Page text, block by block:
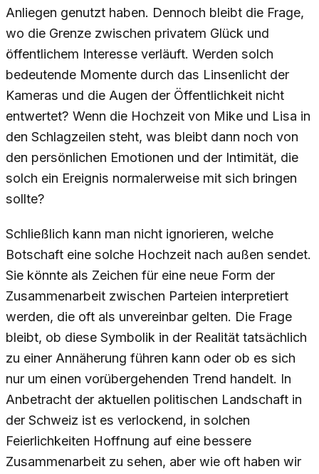
Anliegen genutzt haben. Dennoch bleibt die Frage,
wo die Grenze zwischen privatem Glück und
öffentlichem Interesse verläuft. Werden solch
bedeutende Momente durch das Linsenlicht der
Kameras und die Augen der Öffentlichkeit nicht
entwertet? Wenn die Hochzeit von Mike und Lisa in
den Schlagzeilen steht, was bleibt dann noch von
den persönlichen Emotionen und der Intimität, die
solch ein Ereignis normalerweise mit sich bringen
sollte?
Schließlich kann man nicht ignorieren, welche
Botschaft eine solche Hochzeit nach außen sendet.
Sie könnte als Zeichen für eine neue Form der
Zusammenarbeit zwischen Parteien interpretiert
werden, die oft als unvereinbar gelten. Die Frage
bleibt, ob diese Symbolik in der Realität tatsächlich
zu einer Annäherung führen kann oder ob es sich
nur um einen vorübergehenden Trend handelt. In
Anbetracht der aktuellen politischen Landschaft in
der Schweiz ist es verlockend, in solchen
Feierlichkeiten Hoffnung auf eine bessere
Zusammenarbeit zu sehen, aber wie oft haben wir